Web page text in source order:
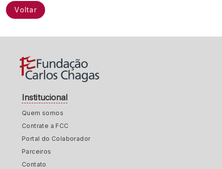
Voltar
Institucional
Quem somos
Contrate a FCC
Portal do Colaborador
Parceiros
Contato